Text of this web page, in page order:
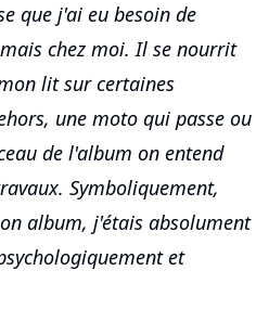
que j'ai eu besoin de
chez moi. Il se nourrit
lit sur certaines
une moto qui passe ou
de l'album on entend
Symboliquement,
album, j'étais absolument
et